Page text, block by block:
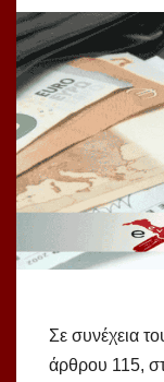
Σε συνέχεια
άρθρου 115,